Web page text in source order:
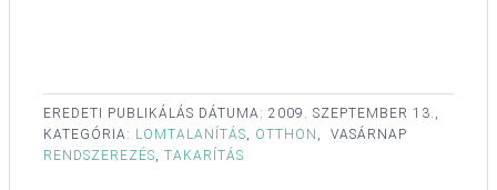
EREDETI PUBLIKÁLÁS DÁTUMA: 2009. SZEPTEMBER 13.,
VASÁRNAP
KATEGÓRIA: LOMTALANÍTÁS, OTTHON ,
RENDSZEREZÉS, TAKARÍTÁS